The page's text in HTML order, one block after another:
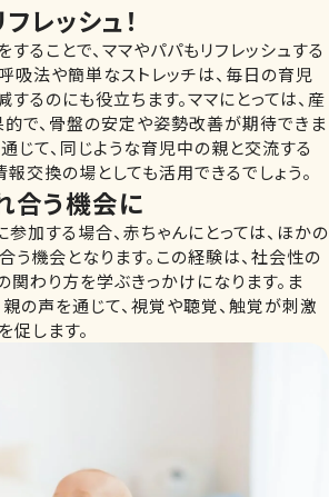
レッシュ！
ることで、ママやパパもリフレッシュする
呼吸法や簡単なストレッチは、毎日の育児
るのにも役立ちます。ママにとっては、産
で、骨盤の安定や姿勢改善が期待できま
じて、同じような育児中の親と交流する
交換の場としても活用できるでしょう。
合う機会に
参加する場合、赤ちゃんにとっては、ほかの
う機会となります。この経験は、社会性の
関わり方を学ぶきっかけになります。ま
親の声を通じて、視覚や聴覚、触覚が刺激
促します。